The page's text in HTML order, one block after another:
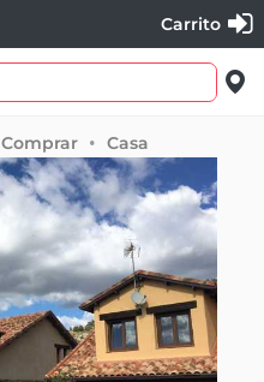
Carrito
Comprar Casa